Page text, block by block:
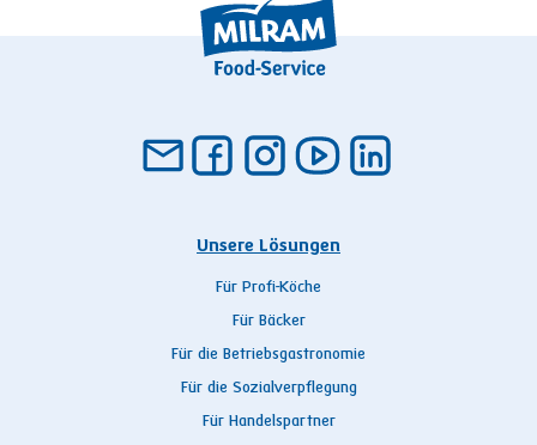
Unsere Lösungen
Für Profi-Köche
Für Bäcker
Für die Betriebsgastronomie
Für die Sozialverpflegung
Für Handelspartner